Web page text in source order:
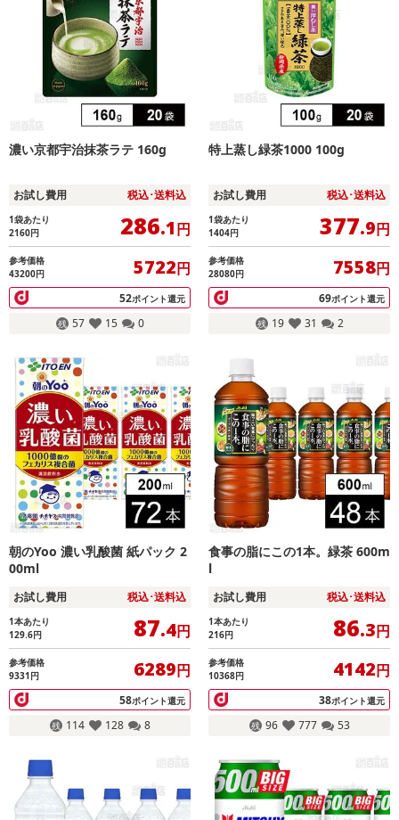
濃い京都宇治抹茶ラテ 160g
お試し費用 税込･送料込
1袋あたり
2160円 286.1円
参考価格
43200円
5722円
52ポイント還元
57 15 0
特上蒸し緑茶1000 100g
お試し費用 税込･送料込
1袋あたり
1404円 377.9円
参考価格
28080円
7558円
69ポイント還元
19 31 2
朝のYoo 濃い乳酸菌 紙パック 2
00ml
お試し費用 税込･送料込
1本あたり
129.6円 87.4円
参考価格
9331円
6289円
58ポイント還元
114 128 8
食事の脂にこの1本。緑茶 600m
l
お試し費用 税込･送料込
1本あたり
216円 86.3円
参考価格
10368円
4142円
38ポイント還元
96 777 53